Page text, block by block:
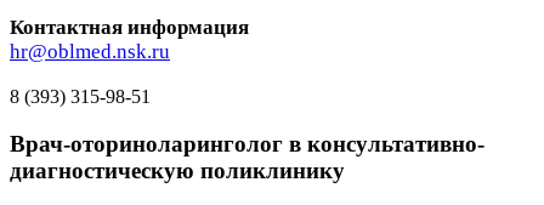
Контактная информация
hr@oblmed.nsk.ru
8 (393) 315-98-51
Врач-оториноларинголог в консультативно-
диагностическую поликлинику